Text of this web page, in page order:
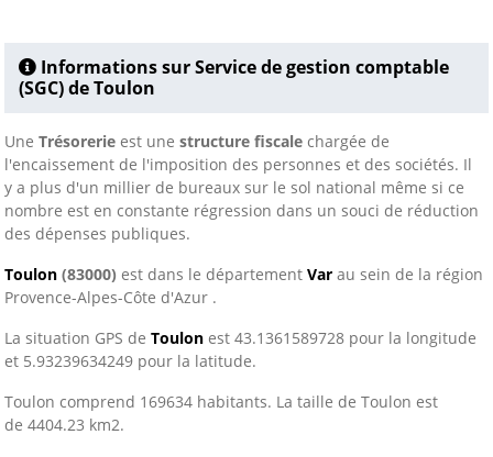
Informations sur Service de gestion comptable
(SGC) de Toulon
Une Trésorerie est une structure fiscale chargée de
l'encaissement de l'imposition des personnes et des sociétés. Il
y a plus d'un millier de bureaux sur le sol national même si ce
nombre est en constante régression dans un souci de réduction
des dépenses publiques.
Toulon (83000) est dans le département Var au sein de la région
Provence-Alpes-Côte d'Azur .
La situation GPS de Toulon est 43.1361589728 pour la longitude
et 5.93239634249 pour la latitude.
Toulon comprend 169634 habitants. La taille de Toulon est
de 4404.23 km2.